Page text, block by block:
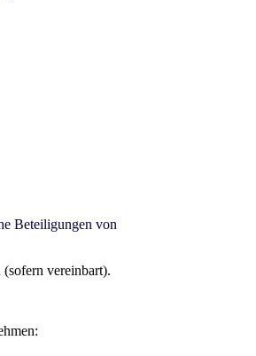
Beteiligungen von
vereinbart).